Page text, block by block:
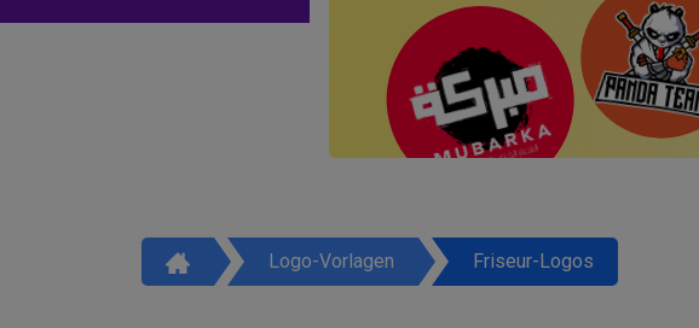
Logo-Vorlagen Friseur-Logos